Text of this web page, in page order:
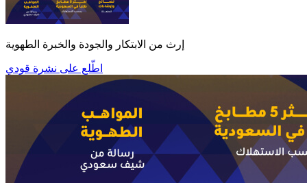
إرث من الابتكار والجودة والخبرة الطهوية
اطّلع على نشرة قودي